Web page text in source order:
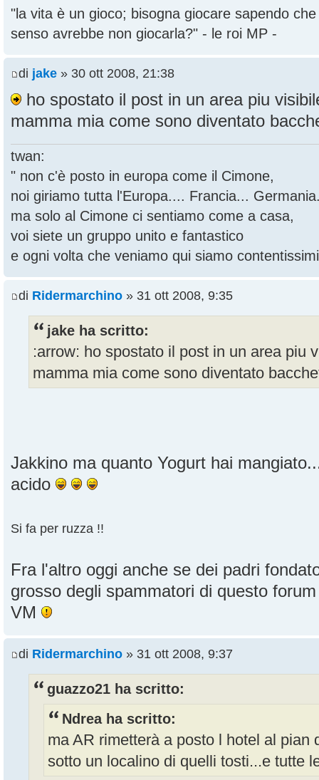
"la vita è un gioco; bisogna giocare sapendo
senso avrebbe non giocarla?" - le roi MP -
di jake » 30 ott 2008, 21:38
ho spostato il post in un area piu
mamma mia come sono diventato
twan:
" non c'è posto in europa come il Cimone,
noi giriamo tutta l'Europa.... Francia...
ma solo al Cimone ci sentiamo come a casa,
voi siete un gruppo unito e fantastico
e ogni volta che veniamo qui siamo contentissimi
di Ridermarchino » 31 ott 2008, 9:35
jake ha scritto:
:arrow: ho spostato il post in un area piu
mamma mia come sono diventato
Jakkino ma quanto Yogurt hai
acido
Si fa per ruzza !!
Fra l'altro oggi anche se dei padri
grosso degli spammatori di questo
VM
di Ridermarchino » 31 ott 2008, 9:37
guazzo21 ha scritto:
Ndrea ha scritto:
ma AR rimetterà a posto l hotel al pian
sotto un localino di quelli tosti...e tutte